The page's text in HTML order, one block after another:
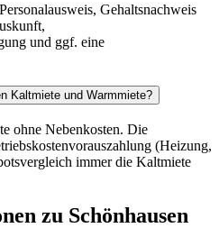
Gehaltsnachweis
und ggf. eine
Kaltmiete und Warmmiete?
ohne Nebenkosten. Die
(Heizung,
immer die Kaltmiete
zu Schönhausen